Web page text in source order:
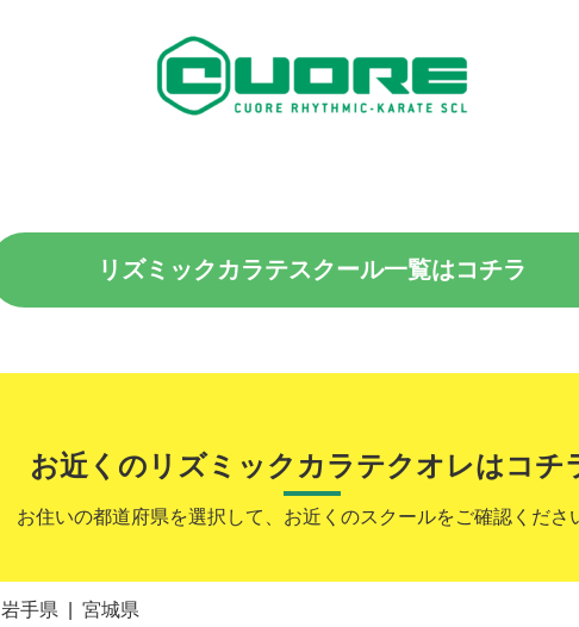
リズミックカラテスクール一覧はコチラ
お近くのリズミックカラテクオレはコチ
お住いの都道府県を選択して、お近くのスクールをご確認くださ
岩手県 宮城県